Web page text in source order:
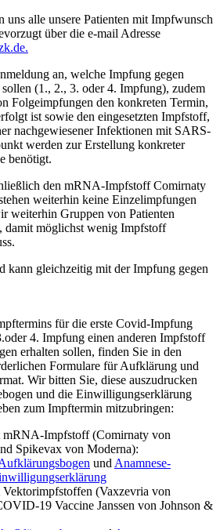
uns alle unsere Patienten mit Impfwunsch
über die e-mail Adresse
.
an, welche Impfung gegen
(1., 2., 3. oder 4. Impfung), zudem
Folgeimpfungen den konkreten Termin,
ist sowie den eingesetzten Impfstoff,
nachgewiesener Infektionen mit SARS-
werden zur Erstellung konkreter
benötigt.
den mRNA-Impfstoff Comirnaty
weiterhin keine Einzelimpfungen
weiterhin Gruppen von Patienten
damit möglichst wenig Impfstoff
kann gleichzeitig mit der Impfung gegen
für die erste Covid-Impfung
4. Impfung einen anderen Impfstoff
erhalten sollen, finden Sie in den
Formulare für Aufklärung und
Wir bitten Sie, diese auszudrucken
und die Einwilligungserklärung
zum Impftermin mitzubringen:
mRNA-Impfstoff (Comirnaty von
Spikevax von Moderna):
und Anamnese-
(Vaxzevria von
19 Vaccine Janssen von Johnson &